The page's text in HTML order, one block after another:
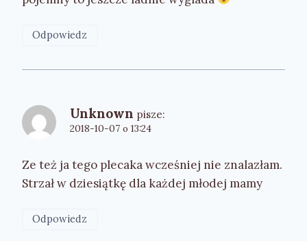
Odpowiedz
Unknown pisze:
2018-10-07 o 13:24
Ze też ja tego plecaka wcześniej nie znalazłam.
Strzał w dziesiątkę dla każdej młodej mamy
Odpowiedz